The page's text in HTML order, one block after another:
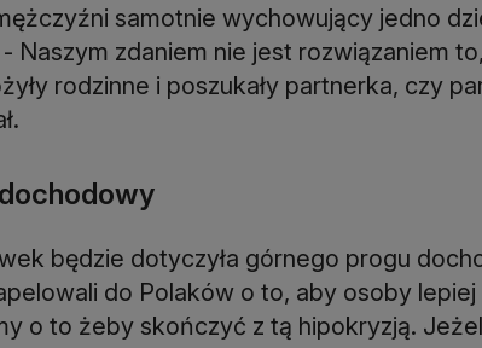
samotnie wychowujący jedno
Naszym zdaniem nie jest rozwiązaniem
rodzinne i poszukały partnerka, czy
będzie dotyczyła górnego progu
do Polaków o to, aby osoby
o to żeby skończyć z tą hipokryzją.